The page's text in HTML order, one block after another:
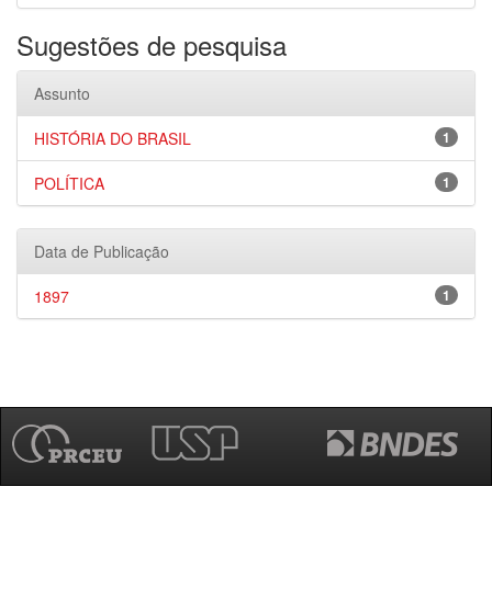
Sugestões de pesquisa
Assunto
1
HISTÓRIA DO BRASIL
1
POLÍTICA
Data de Publicação
1
1897